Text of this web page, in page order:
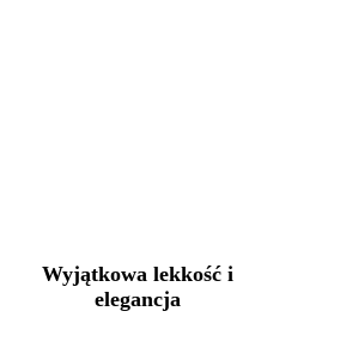
Wyjątkowa lekkość i
elegancja